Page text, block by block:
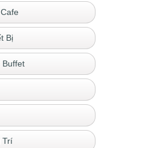
Bị
Buffet
Trí